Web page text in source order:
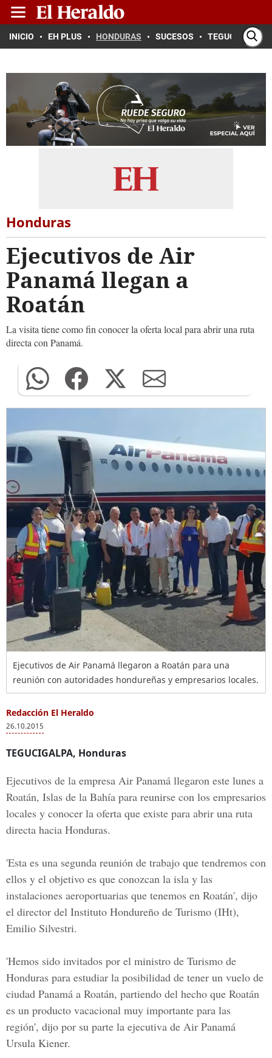
INICIO EH PLUS HONDURAS SUCESOS TEGUCIGALPA
Honduras
Ejecutivos de Air
Panamá llegan a
Roatán
La visita tiene como fin conocer la oferta local para abrir una ruta
directa con Panamá.
Ejecutivos de Air Panamá llegaron a Roatán para una
reunión con autoridades hondureñas y empresarios locales.
Redacción El Heraldo
26.10.2015
TEGUCIGALPA, Honduras
Ejecutivos de la empresa Air Panamá llegaron este lunes a
Roatán, Islas de la Bahía para reunirse con los empresarios
locales y conocer la oferta que existe para abrir una ruta
directa hacia Honduras.
'Esta es una segunda reunión de trabajo que tendremos con
ellos y el objetivo es que conozcan la isla y las
instalaciones aeroportuarias que tenemos en Roatán', dijo
el director del Instituto Hondureño de Turismo (IHt),
Emilio Silvestri.
'Hemos sido invitados por el ministro de Turismo de
Honduras para estudiar la posibilidad de tener un vuelo de
ciudad Panamá a Roatán, partiendo del hecho que Roatán
es un producto vacacional muy importante para las
región', dijo por su parte la ejecutiva de Air Panamá
Ursula Kiener.